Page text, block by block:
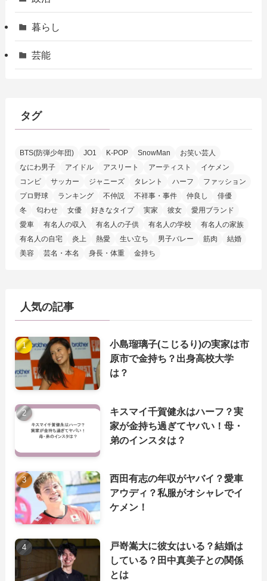
暮らし
芸能
タグ
BTS(防弾少年団) JO1 K-POP SnowMan
お笑い芸人
なにわ男子
アイドル アスリート アーティスト
イケメン
コンビ
サッカー ジャニーズ タレント ハーフ
ファッション
プロ野球
ランキング 不仲説 不祥事・事件 仲良し
俳優
冬
匂わせ 女優 好きなタイプ 実家 彼女
愛用ブランド
愛車
有名人の収入 有名人の子供 有名人の学校
有名人の家族
有名人の自宅
炎上 熱愛 生い立ち 男子バレー 筋肉
結婚
美容
芸名・本名 身長・体重 金持ち
人気の記事
小島瑠璃子(こじるり)の実家は市
原市で金持ち？出身高校大学
は？
キスマイ千賀健永はハーフ？実
家が金持ち過ぎてヤバい！母・
弟のインスタは？
西田有志の年収がヤバイ？愛車
アウディ？私服がオシャレでイ
ケメン！
戸嵜嵩大に彼女はいる？結婚は
している？田中真美子との関係
とは